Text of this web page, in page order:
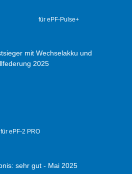
für ePF-Pulse+
für ePF-2 PRO